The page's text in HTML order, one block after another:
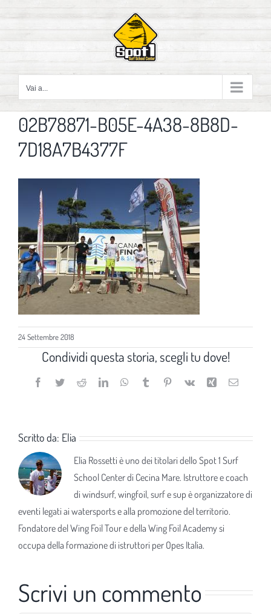
contenuto
Vai a...
02B78871-B05E-4A38-8B8D-
7D18A7B4377F
24 Settembre 2018
Condividi questa storia, scegli tu dove!
Facebook
TwitterRedditLinkedInWhatsApp
TumblrPinterest
Vk Xing Email
Scritto da: Elia
Elia Rossetti è uno dei titolari dello Spot 1 Surf
School Center di Cecina Mare. Istruttore e coach
di windsurf, wingfoil, surf e sup è organizzatore di
eventi legati ai watersports e alla promozione del territorio.
Fondatore del Wing Foil Tour e della Wing Foil Academy si
occupa della formazione di istruttori per Opes Italia.
Scrivi un commento